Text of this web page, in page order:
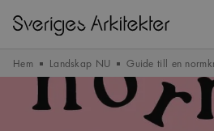
Hem Landskap NU Guide till en